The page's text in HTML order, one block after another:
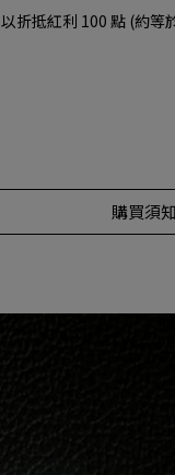
折抵紅利 100 點 (約等
購買須知